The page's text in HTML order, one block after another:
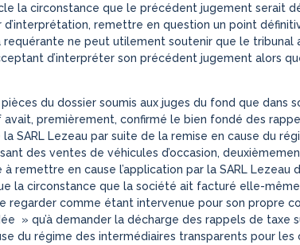
la circonstance que le précédent jugement serait
d’interprétation, remettre en question un point
ne peut utilement soutenir que le tribunal
d’interpréter son précédent jugement alors
du dossier soumis aux juges du fond que dans
premièrement, confirmé le bien fondé des
SARL Lezeau par suite de la remise en cause du
des ventes de véhicules d’occasion,
à remettre en cause l’application par la SARL Lezeau
la circonstance que la société ait facturé elle-
regarder comme étant intervenue pour son propre
» qu’à demander la décharge des rappels de taxe
du régime des intermédiaires transparents pour les